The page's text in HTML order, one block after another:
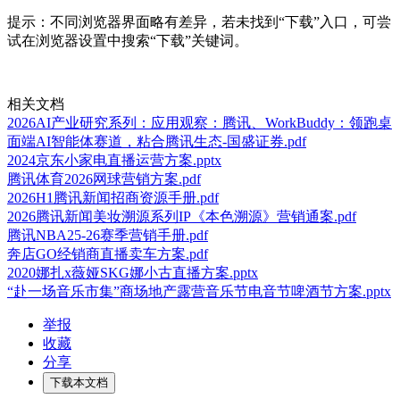
提示：不同浏览器界面略有差异，若未找到“下载”入口，可尝
试在浏览器设置中搜索“下载”关键词。
相关文档
2026AI产业研究系列：应用观察：腾讯、WorkBuddy：领跑桌
面端AI智能体赛道，粘合腾讯生态-国盛证券.pdf
2024京东小家电直播运营方案.pptx
腾讯体育2026网球营销方案.pdf
2026H1腾讯新闻招商资源手册.pdf
2026腾讯新闻美妆溯源系列IP《本色溯源》营销通案.pdf
腾讯NBA25-26赛季营销手册.pdf
奔店GO经销商直播卖车方案.pdf
2020娜扎x薇娅SKG娜小古直播方案.pptx
“赴一场音乐市集”商场地产露营音乐节电音节啤酒节方案.pptx
举报
收藏
分享
下载本文档